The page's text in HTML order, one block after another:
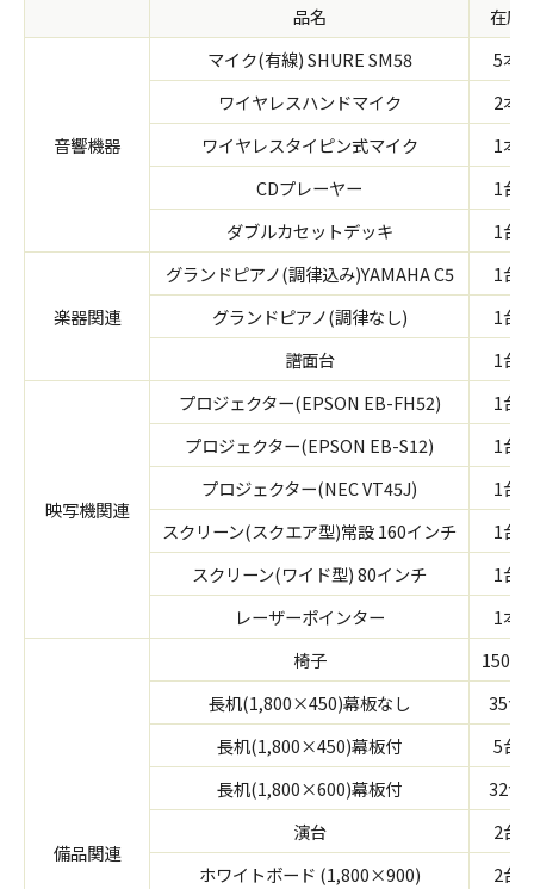
品名 在庫
音響機器
マイク(有線) SHURE SM58
5本
ワイヤレスハンドマイク
2本
ワイヤレスタイピン式マイク
1本
CDプレーヤー
1台
ダブルカセットデッキ
1台
楽器関連
グランドピアノ(調律込み)YAMAHA C5
1台
グランドピアノ(調律なし)
1台
譜面台
1台
映写機関連
プロジェクター(EPSON EB-FH52)
1台
プロジェクター(EPSON EB-S12)
1台
プロジェクター(NEC VT45J)
1台
スクリーン(スクエア型)常設 160インチ
1台
スクリーン(ワイド型) 80インチ
1台
レーザーポインター
1本
備品関連
椅子
150 脚
長机(1,800×450)幕板なし
35台
長机(1,800×450)幕板付
5台
長机(1,800×600)幕板付
32台
演台
2台
ホワイトボード (1,800×900)
2台